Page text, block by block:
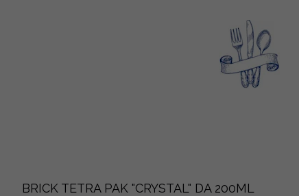
BRICK TETRA PAK "CRYSTAL" DA 200ML